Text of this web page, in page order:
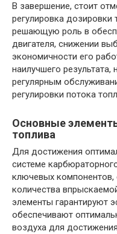
В завершение, стоит
регулировка дозировки
решающую роль в
двигателя, снижении
экономичности его
наилучшего
регулярным
регулировки потока
Основные
топлива
Для достижения
системе
ключевых компонентов,
количества
элементы гарантируют
обеспечивают
воздуха для